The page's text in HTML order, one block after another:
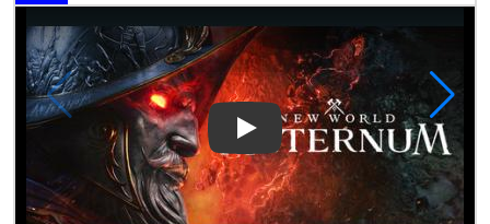
Play Video: New World: